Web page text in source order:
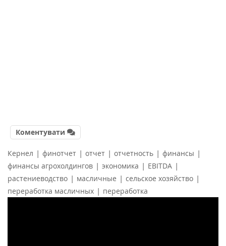
Коментувати
Кернел | финотчет | отчет | отчетность | финансы |
финансы агрохолдингов | экономика | EBITDA |
растениеводство | масличные | сельское хозяйство |
переработка масличных | переработка